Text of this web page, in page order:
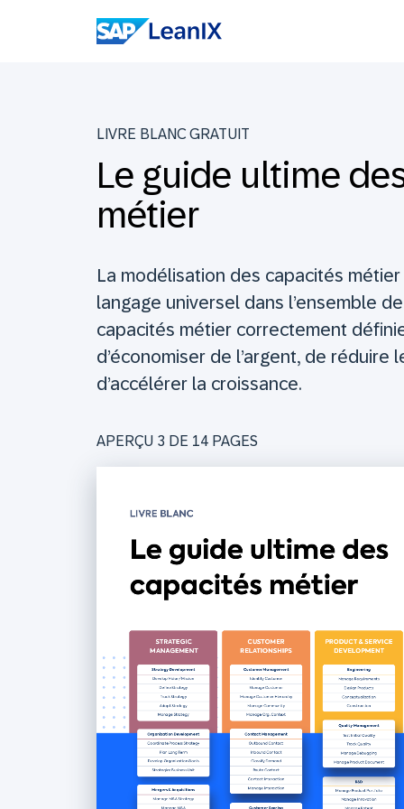
LIVRE BLANC GRATUIT
Le guide ultime
métier
La modélisation des capacités
langage universel dans l’ensemble
capacités métier correctement
d’économiser de l’argent, de réduire
d’accélérer la croissance.
APERÇU 3 DE 14 PAGES